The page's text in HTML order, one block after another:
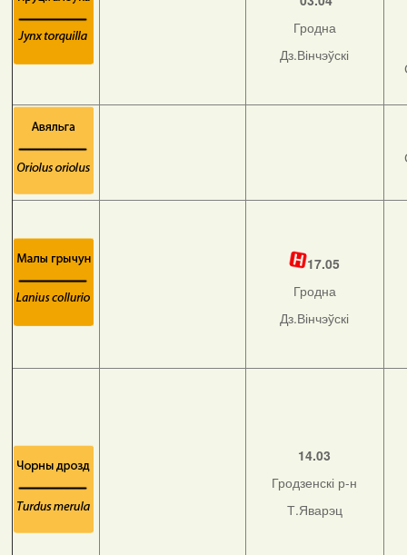
Гродна
Дз.Вінчэўскі
17.05
Гродна
Дз.Вінчэўскі
14.03
Гродзенскі р-н
Т.Яварэц